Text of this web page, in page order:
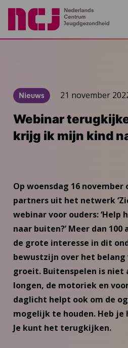
Nieuws 21 november
Webinar
krijg ik mijn kind
Op woensdag 16 november
partners uit het netwerk
webinar voor ouders:
naar buiten?’ Meer dan
de grote interesse in dit
bewustzijn over het belang
groeit. Buitenspelen is niet
longen, de motoriek en
daglicht helpt ook om de
mogelijk te houden. Heb
Je kunt het terugkijken.